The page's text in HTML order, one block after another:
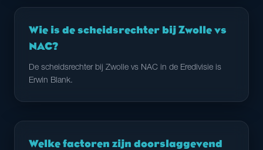
Wie is de scheidsrechter bij Zwolle vs
NAC?
De scheidsrechter bij Zwolle vs NAC in de Eredivisie is
Erwin Blank.
Welke factoren zijn doorslaggevend